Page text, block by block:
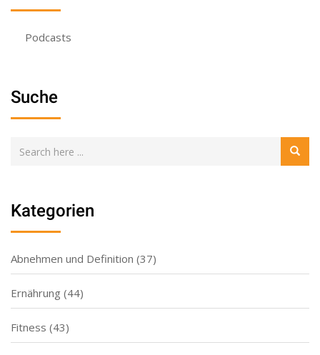
Podcasts
Suche
Kategorien
Abnehmen und Definition (37)
Ernährung (44)
Fitness (43)